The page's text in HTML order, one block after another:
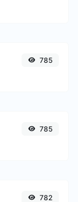
785
785
782